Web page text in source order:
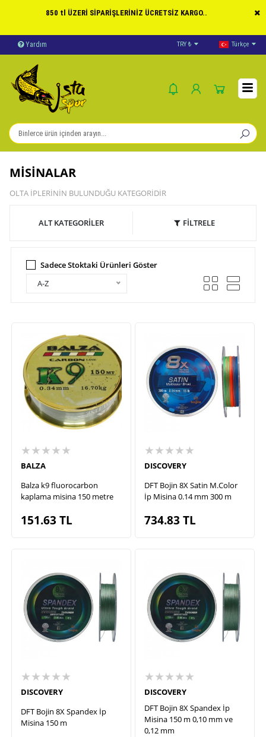
850 tl ÜZERİ SİPARİŞLERİNİZ ÜCRETSİZ KARGO..
Yardım Ödeme Bildirimi
TRY ₺ Türkçe
MİSİNALAR
OLTA İPLERİNİN BULUNDUĞU KATEGORİDİR
ALT KATEGORİLER FİLTRELE
Sadece Stoktaki Ürünleri Göster
A-Z
★★★★★
BALZA
Balza k9 fluorocarbon
kaplama misina 150 metre
151.63 TL
★★★★★
DISCOVERY
DFT Bojin 8X Satin M.Color
İp Misina 0.14 mm 300 m
734.83 TL
★★★★★
DISCOVERY
DFT Bojin 8X Spandex İp
Misina 150 m
★★★★★
DISCOVERY
DFT Bojin 8X Spandex İp
Misina 150 m 0,10 mm ve
0,12 mm